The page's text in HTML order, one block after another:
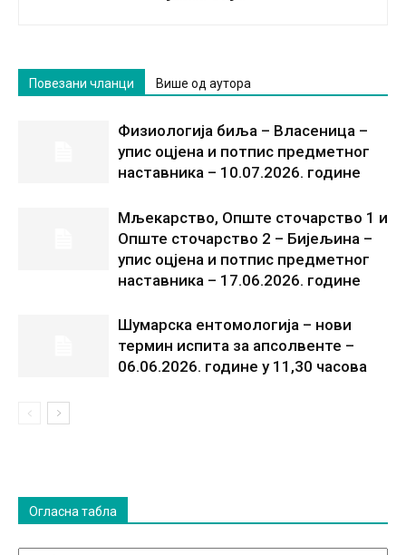
Повезани чланци Више од аутора
Физиологија биља – Власеница –
упис оцјена и потпис предметног
наставника – 10.07.2026. године
Мљекарство, Опште сточарство 1 и
Опште сточарство 2 – Бијељина –
упис оцјена и потпис предметног
наставника – 17.06.2026. годинe
Шумарска ентомологија – нови
термин испита за апсолвенте –
06.06.2026. године у 11,30 часова
Огласна табла
Огласна